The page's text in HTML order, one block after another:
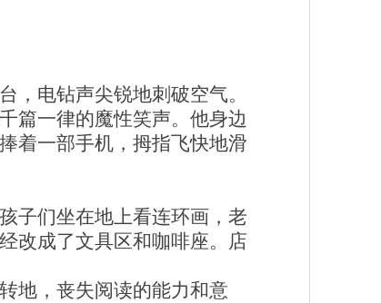
，电钻声尖锐地刺破空气。
篇一律的魔性笑声。他身边
着一部手机，拇指飞快地滑
子们坐在地上看连环画，老
改成了文具区和咖啡座。店
地，丧失阅读的能力和意